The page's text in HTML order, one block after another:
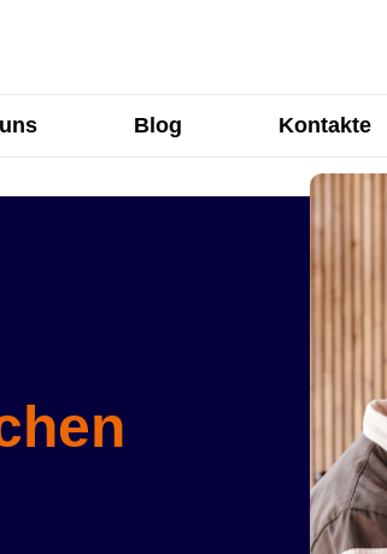
Blog Kontakte